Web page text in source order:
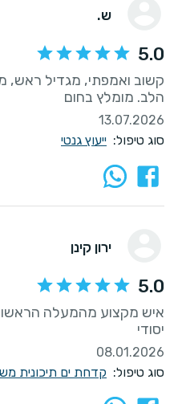
ש.
5.0
קשוב ואמפתי, מגדיל ראש,
הלב. מומלץ בחום
13.07.2026
סוג טיפול: ייעוץ גנטי
ירון קינן
5.0
איש מקצוע מהמעלה
יסודי
08.01.2026
סוג טיפול: קדחת ים תיכונית